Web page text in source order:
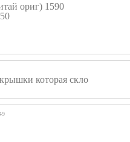
ориг) 1590
которая скло